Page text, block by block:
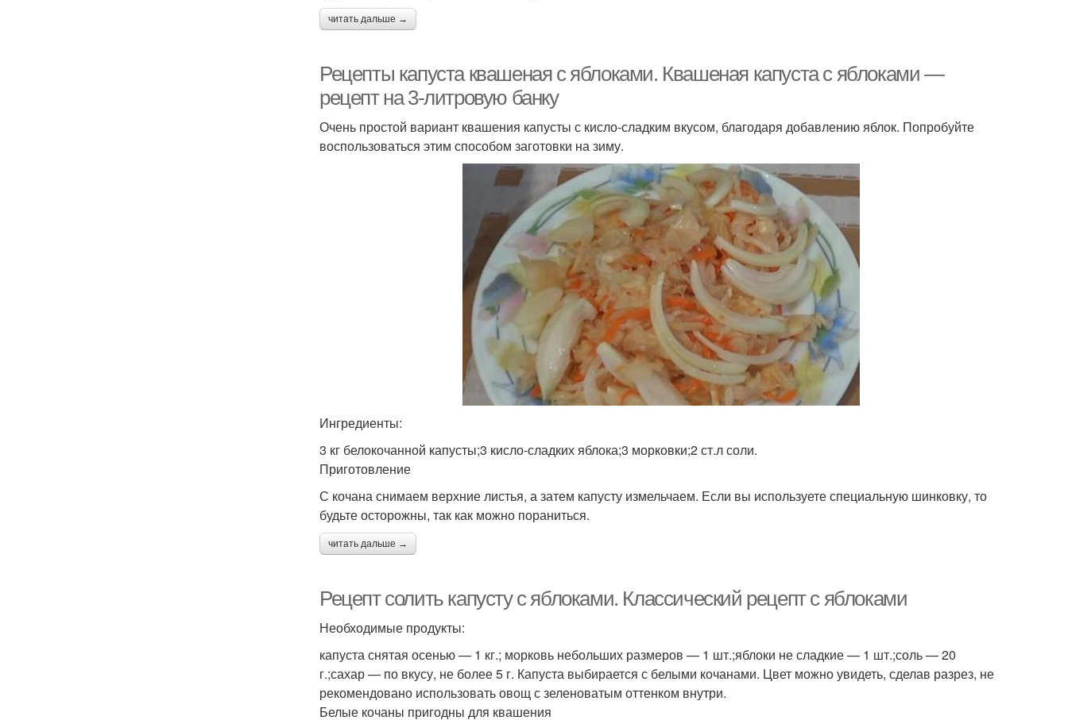
читать дальше →
Рецепты капуста квашеная с яблоками. Квашеная капуста с яблоками —
рецепт на 3-литровую банку
Очень простой вариант квашения капусты с кисло-сладким вкусом, благодаря добавлению яблок. Попробуйте
воспользоваться этим способом заготовки на зиму.
Ингредиенты:
3 кг белокочанной капусты;3 кисло-сладких яблока;3 морковки;2 ст.л соли.
Приготовление
С кочана снимаем верхние листья, а затем капусту измельчаем. Если вы используете специальную шинковку, то
будьте осторожны, так как можно пораниться.
читать дальше →
Рецепт солить капусту с яблоками. Классический рецепт с яблоками
Необходимые продукты:
капуста снятая осенью — 1 кг.; морковь небольших размеров — 1 шт.;яблоки не сладкие — 1 шт.;соль — 20
г.;сахар — по вкусу, не более 5 г. Капуста выбирается с белыми кочанами. Цвет можно увидеть, сделав разрез, не
рекомендовано использовать овощ с зеленоватым оттенком внутри.
Белые кочаны пригодны для квашения